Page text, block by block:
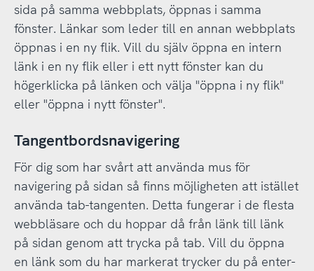
sida på samma webbplats, öppnas i samma
fönster. Länkar som leder till en annan webbplats
öppnas i en ny flik. Vill du själv öppna en intern
länk i en ny flik eller i ett nytt fönster kan du
högerklicka på länken och välja "öppna i ny flik"
eller "öppna i nytt fönster".
Tangentbordsnavigering
För dig som har svårt att använda mus för
navigering på sidan så finns möjligheten att istället
använda tab-tangenten. Detta fungerar i de flesta
webbläsare och du hoppar då från länk till länk
på sidan genom att trycka på tab. Vill du öppna
en länk som du har markerat trycker du på enter-